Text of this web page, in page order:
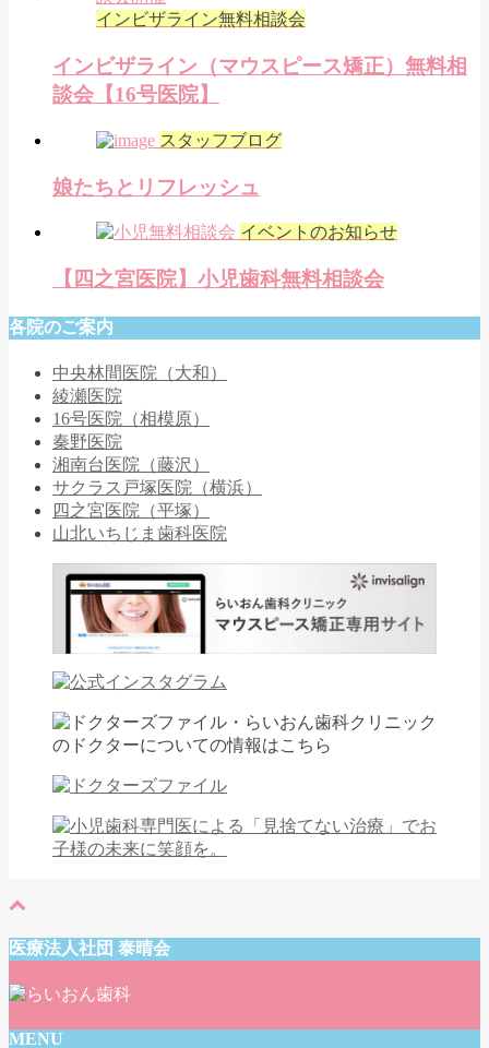
インビザライン無料相談会
インビザライン（マウスピース矯正）無料相
談会【16号医院】
スタッフブログ
娘たちとリフレッシュ
イベントのお知らせ
【四之宮医院】小児歯科無料相談会
各院のご案内
中央林間医院（大和）
綾瀬医院
16号医院（相模原）
秦野医院
湘南台医院（藤沢）
サクラス戸塚医院（横浜）
四之宮医院（平塚）
山北いちじま歯科医院
医療法人社団 泰晴会
MENU